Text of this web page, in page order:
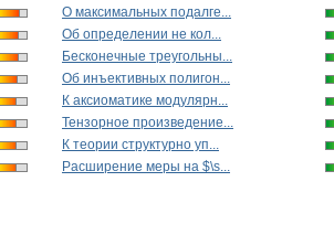
О максимальных подалге...
Об определении не кол...
Бесконечные треугольны...
Об инъективных полигон...
К аксиоматике модулярн...
Тензорное произведение...
К теории структурно уп...
Расширение меры на $\s...